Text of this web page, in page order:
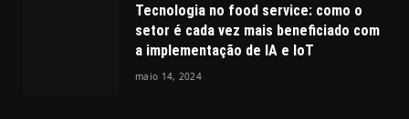
Tecnologia no food service: como o
setor é cada vez mais beneficiado com
a implementação de IA e IoT
maio 14, 2024